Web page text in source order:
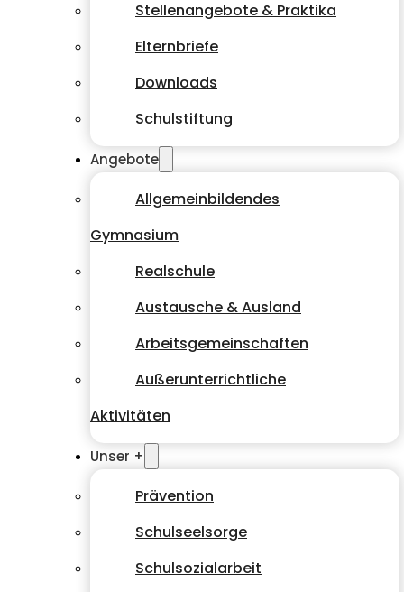
Stellenangebote & Praktika
Elternbriefe
Downloads
Schulstiftung
Angebote
Allgemeinbildendes
Gymnasium
Realschule
Austausche & Ausland
Arbeitsgemeinschaften
Außerunterrichtliche
Aktivitäten
Unser +
Prävention
Schulseelsorge
Schulsozialarbeit